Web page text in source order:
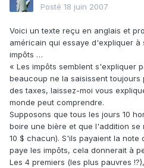
Posté 18 juin 2007
Voici un texte reçu en anglais et
américain qui essaye d'expliquer à
impôts …
« Les impôts semblent s'expliquer
beaucoup ne la saisissent toujours
des taxes, laissez-moi vous
monde peut comprendre.
Supposons que tous les jours 10
boire une bière et que l'addition se
10 $ chacun). S'ils payaient la
paye les impôts, cela donnerait à
Les 4 premiers (les plus pauvres